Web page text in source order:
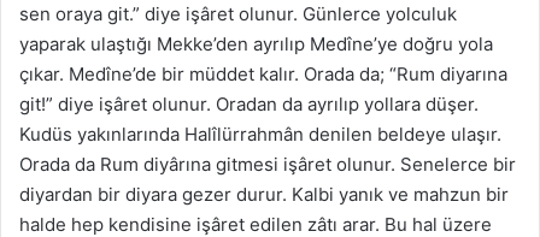
sen oraya git.” diye işâret olunur. Günlerce yolculuk
yaparak ulaştığı Mekke’den ayrılıp Medîne’ye doğru yola
çıkar. Medîne’de bir müddet kalır. Orada da; “Rum diyarına
git!” diye işâret olunur. Oradan da ayrılıp yollara düşer.
Kudüs yakınlarında Halîlürrahmân denilen beldeye ulaşır.
Orada da Rum diyârına gitmesi işâret olunur. Senelerce bir
diyardan bir diyara gezer durur. Kalbi yanık ve mahzun bir
halde hep kendisine işâret edilen zâtı arar. Bu hal üzere